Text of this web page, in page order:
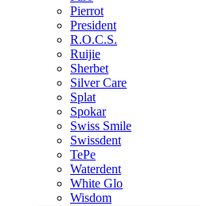
Pierrot
President
R.O.C.S.
Ruijie
Sherbet
Silver Care
Splat
Spokar
Swiss Smile
Swissdent
TePe
Waterdent
White Glo
Wisdom